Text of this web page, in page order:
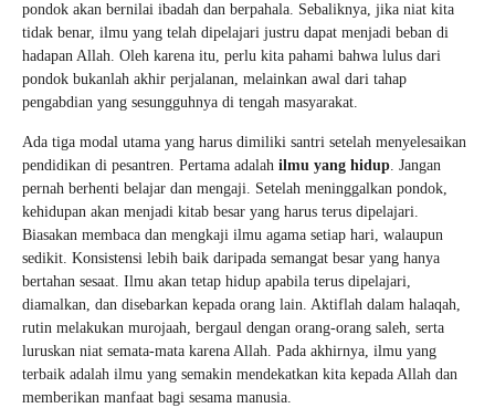
pondok akan bernilai ibadah dan berpahala. Sebaliknya, jika niat kita
tidak benar, ilmu yang telah dipelajari justru dapat menjadi beban di
hadapan Allah. Oleh karena itu, perlu kita pahami bahwa lulus dari
pondok bukanlah akhir perjalanan, melainkan awal dari tahap
pengabdian yang sesungguhnya di tengah masyarakat.
Ada tiga modal utama yang harus dimiliki santri setelah menyelesaikan
pendidikan di pesantren. Pertama adalah ilmu yang hidup. Jangan
pernah berhenti belajar dan mengaji. Setelah meninggalkan pondok,
kehidupan akan menjadi kitab besar yang harus terus dipelajari.
Biasakan membaca dan mengkaji ilmu agama setiap hari, walaupun
sedikit. Konsistensi lebih baik daripada semangat besar yang hanya
bertahan sesaat. Ilmu akan tetap hidup apabila terus dipelajari,
diamalkan, dan disebarkan kepada orang lain. Aktiflah dalam halaqah,
rutin melakukan murojaah, bergaul dengan orang-orang saleh, serta
luruskan niat semata-mata karena Allah. Pada akhirnya, ilmu yang
terbaik adalah ilmu yang semakin mendekatkan kita kepada Allah dan
memberikan manfaat bagi sesama manusia.